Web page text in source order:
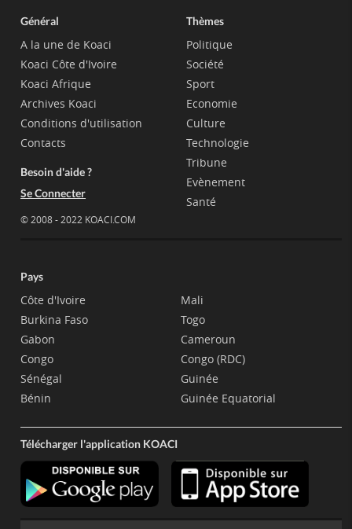
Général
A la une de Koaci
Koaci Côte d'Ivoire
Koaci Afrique
Archives Koaci
Conditions d'utilisation
Contacts
Besoin d'aide ?
Se Connecter
© 2008 - 2022 KOACI.COM
Thèmes
Politique
Société
Sport
Economie
Culture
Technologie
Tribune
Evènement
Santé
Pays
Côte d'Ivoire
Burkina Faso
Gabon
Congo
Sénégal
Bénin
Mali
Togo
Cameroun
Congo (RDC)
Guinée
Guinée Equatorial
Télécharger l'application KOACI